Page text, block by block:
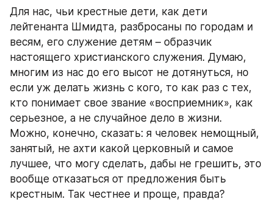
Для нас, чьи крестные дети, как дети
лейтенанта Шмидта, разбросаны по городам и
весям, его служение детям – образчик
настоящего христианского служения. Думаю,
многим из нас до его высот не дотянуться, но
если уж делать жизнь с кого, то как раз с тех,
кто понимает свое звание «восприемник», как
серьезное, а не случайное дело в жизни.
Можно, конечно, сказать: я человек немощный,
занятый, не ахти какой церковный и самое
лучшее, что могу сделать, дабы не грешить, это
вообще отказаться от предложения быть
крестным. Так честнее и проще, правда?